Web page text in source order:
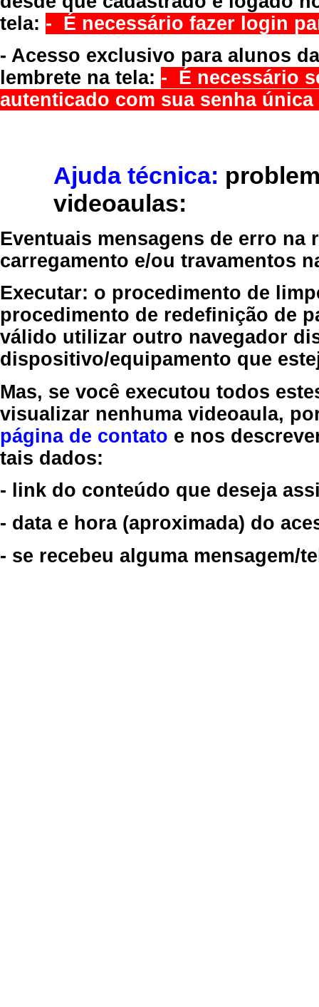
tela: - É necessário fazer login
- Acesso exclusivo para alunos
lembrete na tela: - É necessário
autenticado com sua senha
Ajuda técnica:
videoaulas:
Eventuais mensagens de erro
carregamento e/ou travamentos
Executar: o procedimento de
procedimento de redefinição de
válido utilizar outro navegador
dispositivo/equipamento que
Mas, se você executou todos
visualizar nenhuma videoaula,
página de contato e nos
tais dados:
- link do conteúdo que deseja
- data e hora (aproximada) do
- se recebeu alguma mensagem/